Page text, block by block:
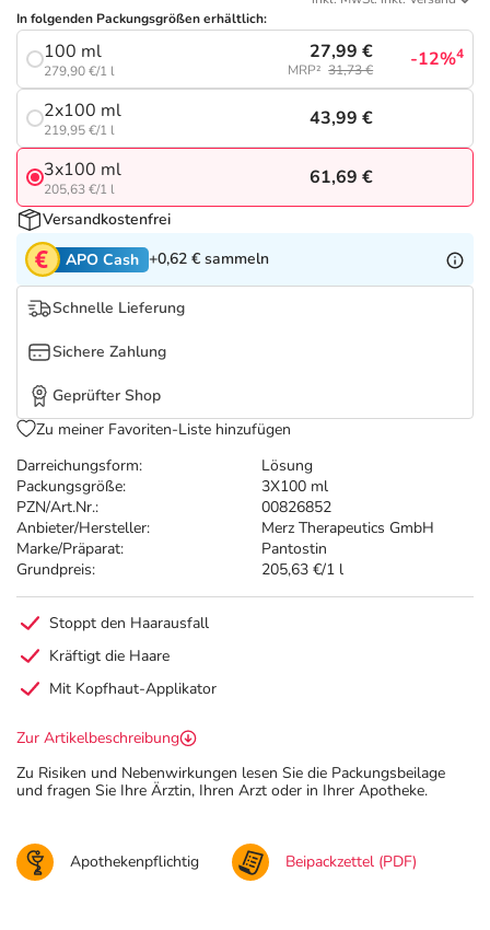
Tierapotheke
Vitamine & Mineralstoffe
Marken
Salus Deals
Darreichungsform:
Lösung
Packungsgröße:
3X100 ml
PZN/Art.Nr.:
00826852
Anbieter/Hersteller:
Merz Therapeutics GmbH
Marke/Präparat:
Pantostin
Grundpreis:
205,63 €/1 l
In folgenden Packungsgrößen erhältlich:
100 ml
279,90 €/1 l
27,99 €
MRP² 31,73 € -12%4
2x100 ml
219,95 €/1 l
43,99 €
3x100 ml
205,63 €/1 l
61,69 €
Versandkostenfrei
APO Cash +0,62 € sammeln
Schnelle Lieferung
Sichere Zahlung
Geprüfter Shop
Zu meiner Favoriten-Liste hinzufügen
Stoppt den Haarausfall
Kräftigt die Haare
Mit Kopfhaut-Applikator
Zur Artikelbeschreibung
Zu Risiken und Nebenwirkungen lesen Sie die Packungsbeilage
und fragen Sie Ihre Ärztin, Ihren Arzt oder in Ihrer Apotheke.
Apothekenpflichtig Beipackzettel (PDF)